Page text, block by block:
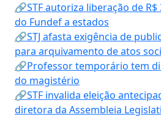
🔗STF autoriza liberação de
do Fundef a estados
🔗STJ afasta exigência de
para arquivamento de atos
🔗Professor temporário tem
do magistério
🔗STF invalida eleição
diretora da Assembleia